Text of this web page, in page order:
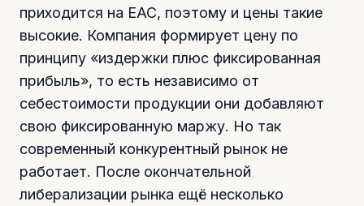
приходится на ЕАС, поэтому и цены такие
высокие. Компания формирует цену по
принципу «издержки плюс фиксированная
прибыль», то есть независимо от
себестоимости продукции они добавляют
свою фиксированную маржу. Но так
современный конкурентный рынок не
работает. После окончательной
либерализации рынка ещё несколько